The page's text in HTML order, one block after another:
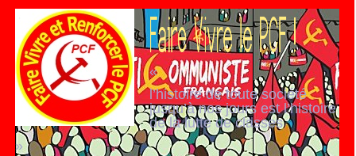
«
l’histoire de toute société
jusqu’à nos jours est l’histoire
de la lutte de classes
»